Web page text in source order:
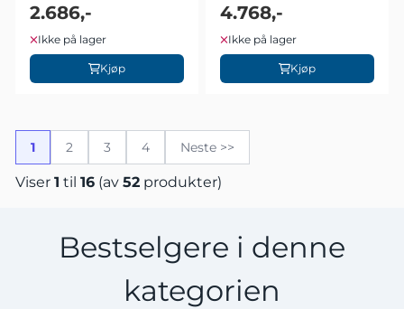
2.686,-
Ikke på lager
Kjøp
4.768,-
Ikke på lager
Kjøp
1 2 3 4 Neste >>
Viser 1 til 16(av 52produkter)
Bestselgere i denne
kategorien